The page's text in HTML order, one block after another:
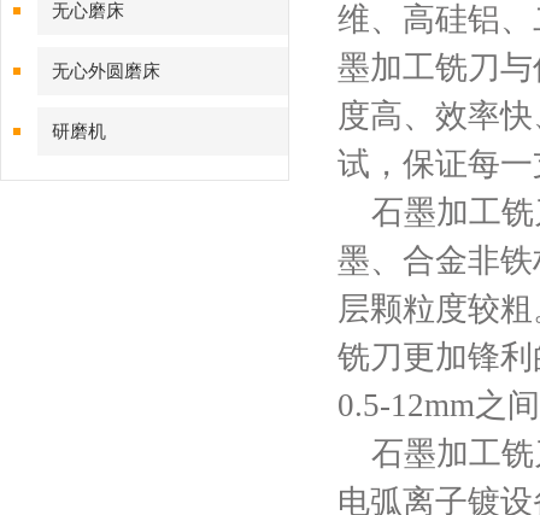
无心磨床
无心外圆磨床
研磨机
维、高硅铝
墨加工铣刀
度高、效率
试，保证每
石墨加工铣
墨、合金非
层颗粒度较
铣刀更加锋
0.5-12mm之
石墨加工铣
电弧离子镀